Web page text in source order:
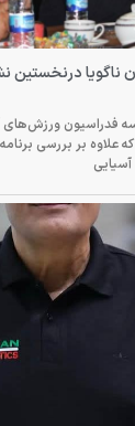
ناگویا درنخستین
فدراسیون ورزش‌های
علاوه بر بررسی